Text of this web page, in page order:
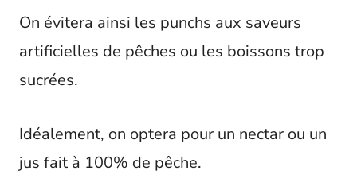
On évitera ainsi les punchs aux saveurs
artificielles de pêches ou les boissons trop
sucrées.
Idéalement, on optera pour un nectar ou un
jus fait à 100% de pêche.